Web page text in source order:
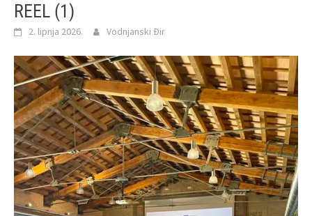
REEL (1)
2. lipnja 2026. Vodnjanski Đir